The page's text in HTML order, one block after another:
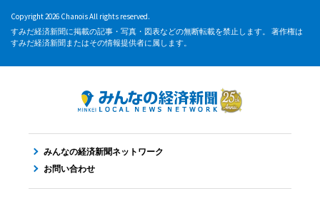
Copyright 2026 Chanois All rights reserved.
すみだ経済新聞に掲載の記事・写真・図表などの無断転載を禁止します。 著作権は
すみだ経済新聞またはその情報提供者に属します。
みんなの経済新聞ネットワーク
お問い合わせ